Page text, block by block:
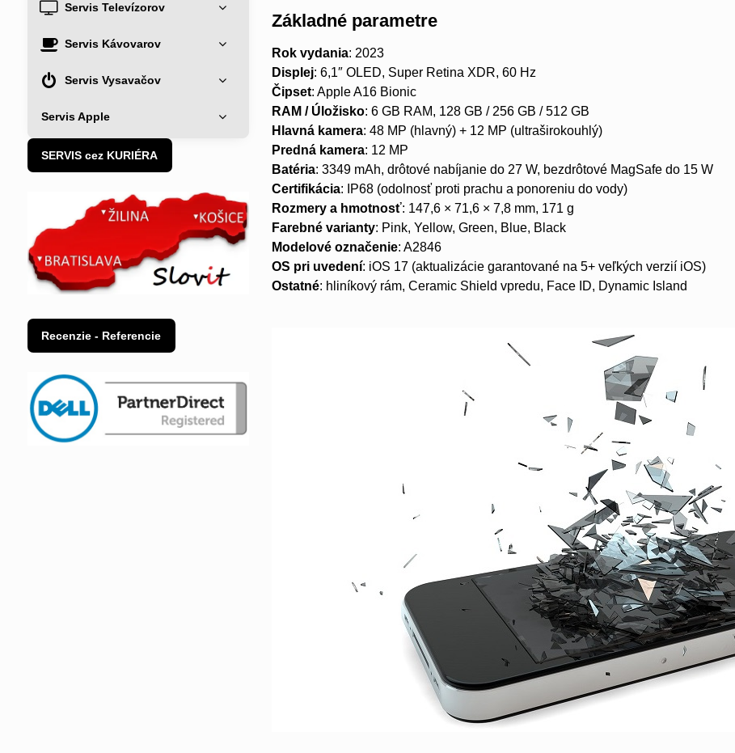
Základné parametre
Rok vydania: 2023
Displej: 6,1″ OLED, Super Retina XDR, 60 Hz
Čipset: Apple A16 Bionic
RAM / Úložisko: 6 GB RAM, 128 GB / 256 GB / 512 GB
Hlavná kamera: 48 MP (hlavný) + 12 MP (ultraširokouhlý)
Predná kamera: 12 MP
Batéria: 3349 mAh, drôtové nabíjanie do 27 W, bezdrôtové MagSafe do 15 W
Certifikácia: IP68 (odolnosť proti prachu a ponoreniu do vody)
Rozmery a hmotnosť: 147,6 × 71,6 × 7,8 mm, 171 g
Farebné varianty: Pink, Yellow, Green, Blue, Black
Modelové označenie: A2846
OS pri uvedení: iOS 17 (aktualizácie garantované na 5+ veľkých verzií iOS)
Ostatné: hliníkový rám, Ceramic Shield vpredu, Face ID, Dynamic Island
Servis Televízorov
Servis Kávovarov
Servis Vysavačov
Servis Apple
SERVIS cez KURIÉRA
Recenzie - Referencie